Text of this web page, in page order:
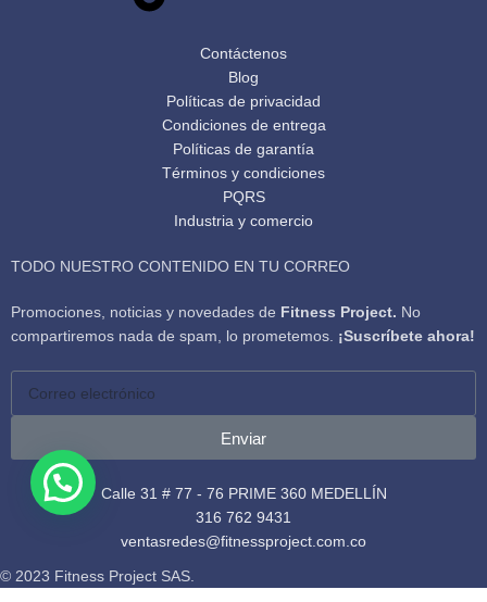
Contáctenos
Blog
Políticas de privacidad
Condiciones de entrega
Políticas de garantía
Términos y condiciones
PQRS
Industria y comercio
TODO NUESTRO CONTENIDO EN TU CORREO
Promociones, noticias y novedades de Fitness Project. No
compartiremos nada de spam, lo prometemos. ¡Suscríbete ahora!
Enviar
Calle 31 # 77 - 76 PRIME 360 MEDELLÍN
316 762 9431
ventasredes@fitnessproject.com.co
© 2023 Fitness Project SAS.